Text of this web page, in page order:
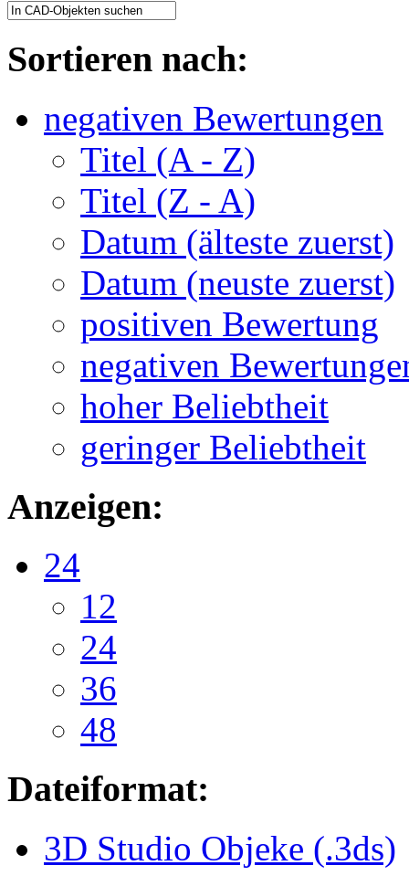
Sortieren nach:
negativen Bewertungen
Titel (A - Z)
Titel (Z - A)
Datum (älteste zuerst)
Datum (neuste zuerst)
positiven Bewertung
negativen
hoher Beliebtheit
geringer Beliebtheit
Anzeigen:
24
12
24
36
48
Dateiformat:
3D Studio Objeke (.3ds)